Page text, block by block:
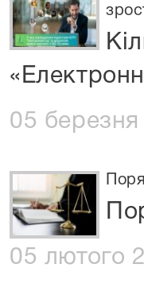
05
05 лютого